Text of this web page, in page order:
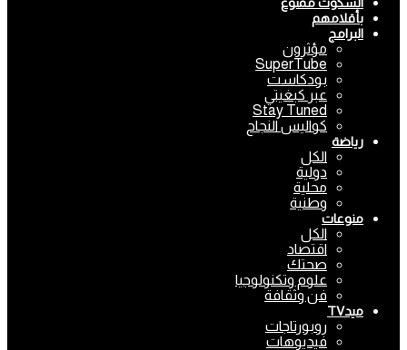
بأقلامهم
البرامج
مؤثرون
SuperTube
بودكاست
عبر كبغيتي
Stay Tuned
كواليس النجاح
رياضة
الكل
دولية
محلية
وطنية
منوعات
الكل
اقتصاد
صحتك
علوم وتكنولوجيا
فن وثقافة
ميدTV
روبورتاجات
فيديوهات